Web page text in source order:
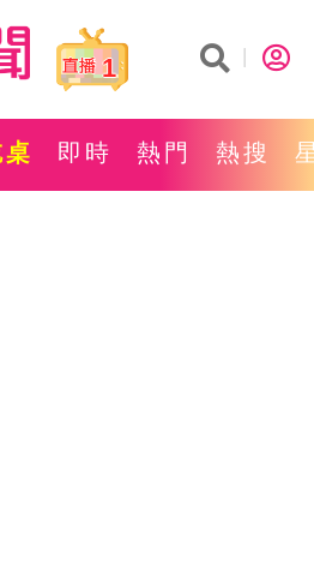
1
即時 熱門 熱搜